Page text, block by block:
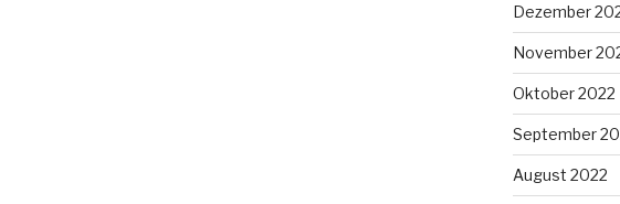
Dezember
November
Oktober 2022
September
August 2022